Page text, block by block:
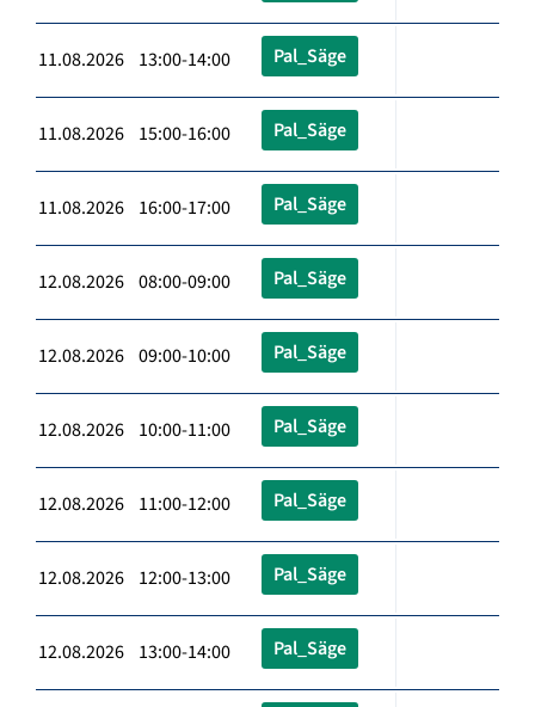
11.08.2026 13:00-14:00 Pal_Säge
11.08.2026 15:00-16:00 Pal_Säge
11.08.2026 16:00-17:00 Pal_Säge
12.08.2026 08:00-09:00 Pal_Säge
12.08.2026 09:00-10:00 Pal_Säge
12.08.2026 10:00-11:00 Pal_Säge
12.08.2026 11:00-12:00 Pal_Säge
12.08.2026 12:00-13:00 Pal_Säge
12.08.2026 13:00-14:00 Pal_Säge